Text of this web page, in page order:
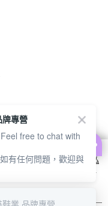
方式之詳情，及若您不希
設定，請參閱本網站「
隱私
示您同意本公司得按本網站使
專營
free to chat with
有任何問題，歡迎與
業 品牌專營